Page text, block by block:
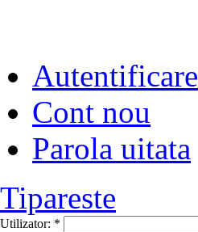
Autentificare
Cont nou
Parola uitata
Tipareste
Utilizator: *